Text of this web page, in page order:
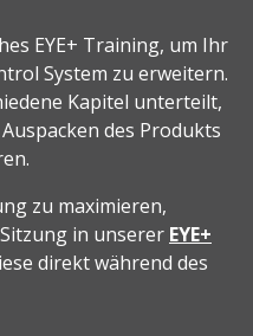
EYE+ Training, um Ihr
System zu erweitern.
Kapitel unterteilt,
des Produkts
zu maximieren,
in unserer EYE+
direkt während des